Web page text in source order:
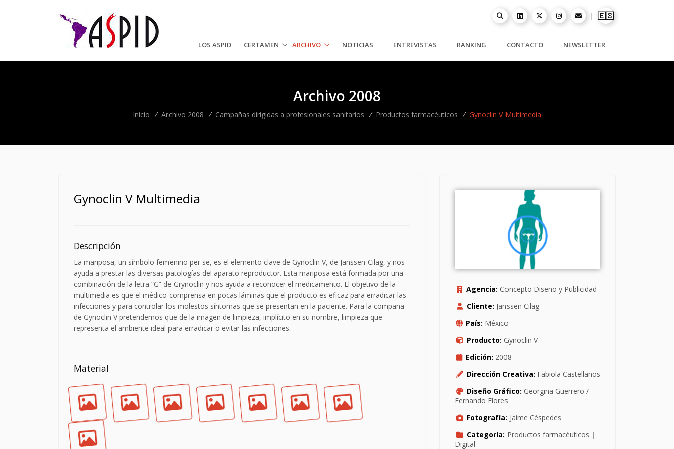
| 🇪🇸
LOS ASPID CERTAMEN ARCHIVO NOTICIAS ENTREVISTAS RANKING CONTACTO NEWSLETTER
Archivo 2008
Inicio / Archivo 2008 / Campañas dirigidas a profesionales sanitarios / Productos farmacéuticos / Gynoclin V Multimedia
Gynoclin V Multimedia
Descripción
La mariposa, un símbolo femenino per se, es el elemento clave de Gynoclin V, de Janssen-Cilag, y nos
ayuda a prestar las diversas patologías del aparato reproductor. Esta mariposa está formada por una
combinación de la letra “G” de Grynoclin y nos ayuda a reconocer el medicamento. El objetivo de la
multimedia es que el médico comprensa en pocas láminas que el producto es eficaz para erradicar las
infecciones y para controlar los molestos síntomas que se presentan en la paciente. Para la compaña
de Gynoclin V pretendemos que de la imagen de limpieza, implícito en su nombre, limpieza que
representa el ambiente ideal para erradicar o evitar las infecciones.
Material
Agencia: Concepto Diseño y Publicidad
Cliente: Janssen Cilag
País: México
Producto: Gynoclin V
Edición: 2008
Dirección Creativa: Fabiola Castellanos
Diseño Gráfico: Georgina Guerrero /
Fernando Flores
Fotografía: Jaime Céspedes
Categoría: Productos farmacéuticos |
Digital